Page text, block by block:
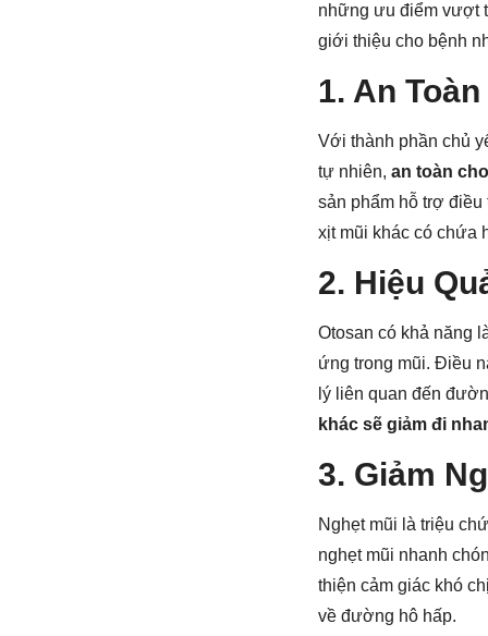
những ưu điểm vượt
giới thiệu cho bệnh
1. An
Với thành phần chủ
tự nhiên, an toàn
sản phẩm hỗ trợ
xịt mũi khác có chứa
2. Hiệu
Otosan có khả năng
ứng trong mũi. Điều
lý liên quan đến
khác sẽ giảm đi
3. Giảm
Nghẹt mũi là triệu
nghẹt mũi nhanh
thiện cảm giác khó
về đường hô hấp.